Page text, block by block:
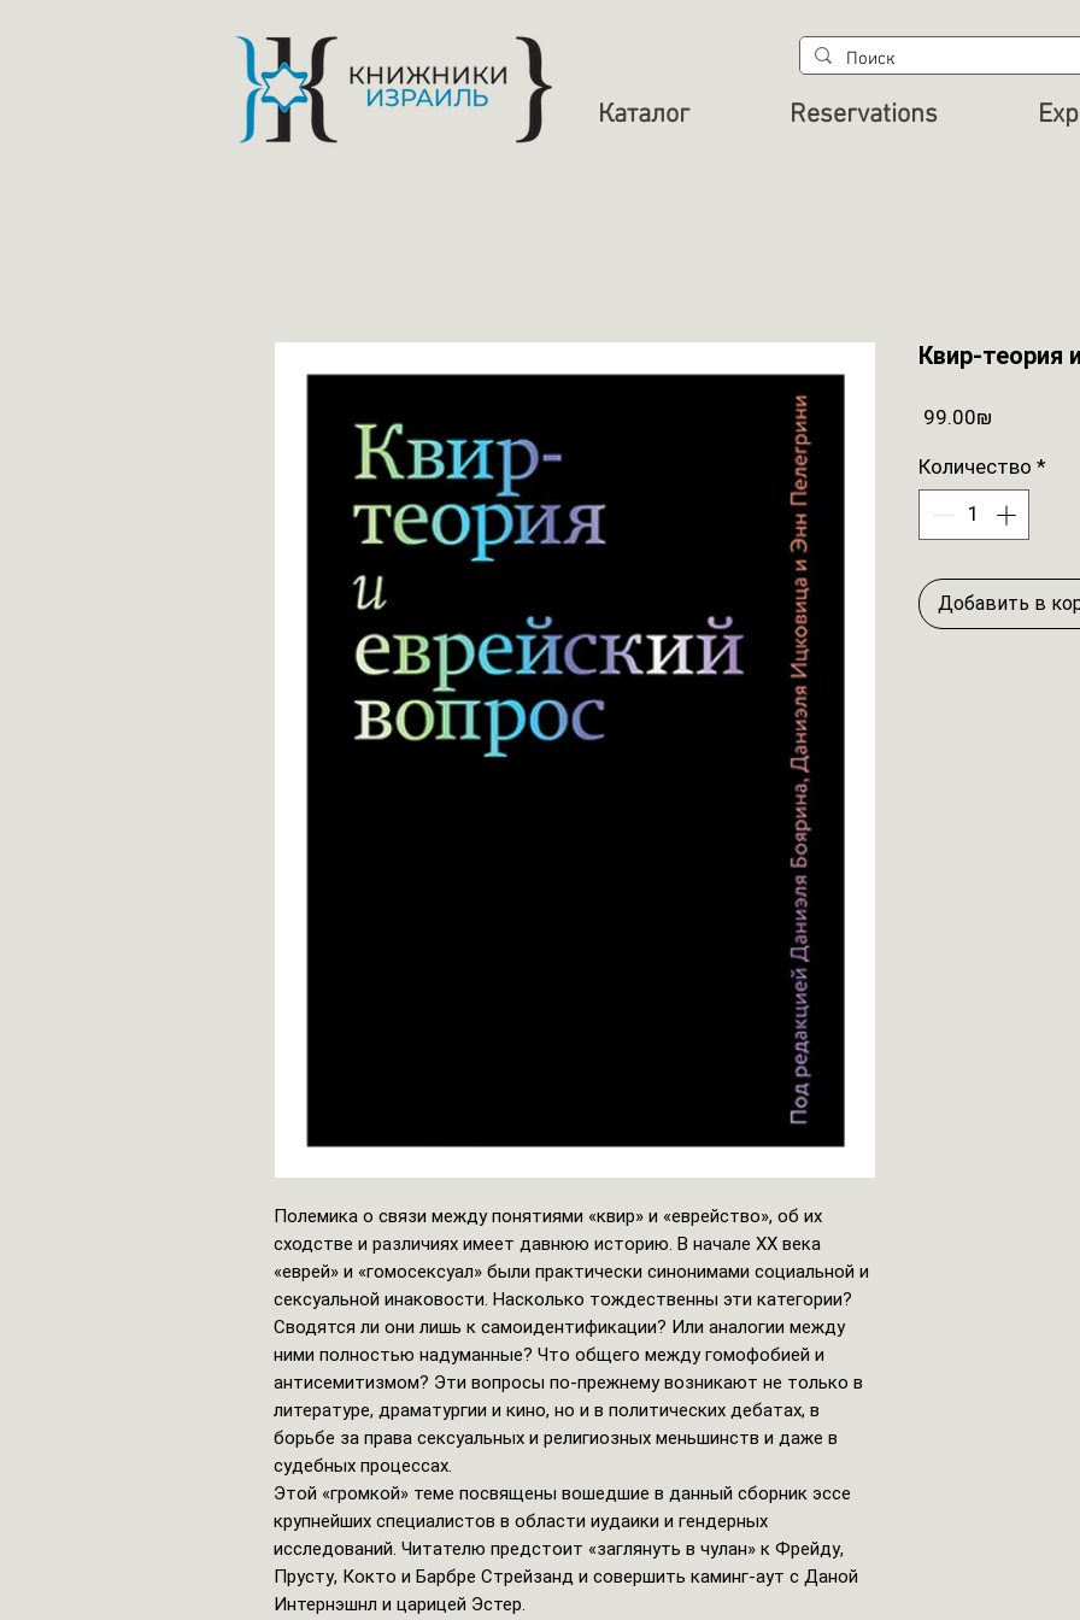
Каталог Reservations
Полемика о связи между понятиями «квир» и «еврейство», об их
сходстве и различиях имеет давнюю историю. В начале XX века
«еврей» и «гомосексуал» были практически синонимами социальной и
сексуальной инаковости. Насколько тождественны эти категории?
Сводятся ли они лишь к самоидентификации? Или аналогии между
ними полностью надуманные? Что общего между гомофобией и
антисемитизмом? Эти вопросы по-прежнему возникают не только в
литературе, драматургии и кино, но и в политических дебатах, в
борьбе за права сексуальных и религиозных меньшинств и даже в
судебных процессах.
Этой «громкой» теме посвящены вошедшие в данный сборник эссе
крупнейших специалистов в области иудаики и гендерных
исследований. Читателю предстоит «заглянуть в чулан» к Фрейду,
Прусту, Кокто и Барбре Стрейзанд и совершить каминг-аут с Даной
Интернэшнл и царицей Эстер.
Квир-теория
‏99.00 ‏₪
Количество *
Добавить в